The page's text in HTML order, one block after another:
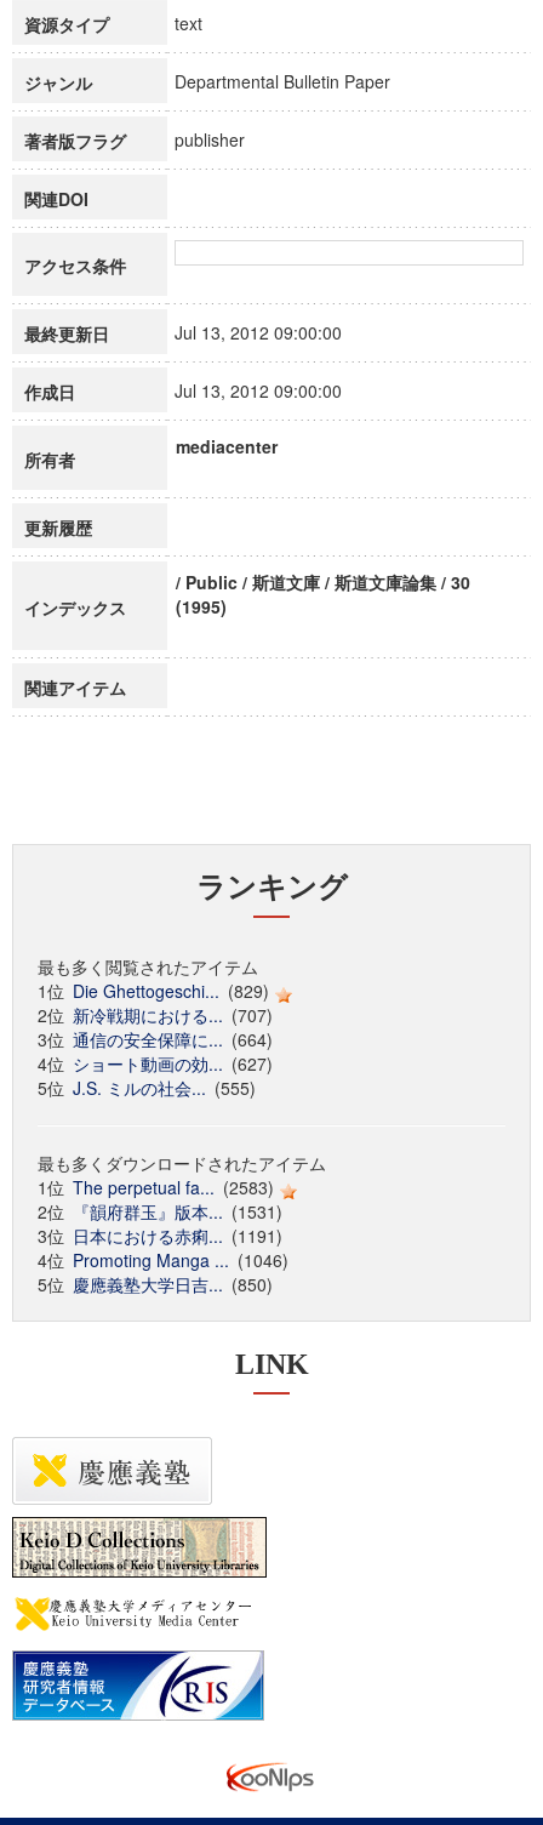
資源タイプ text
ジャンル Departmental Bulletin Paper
著者版フラグ publisher
関連DOI
アクセス条件
最終更新日 Jul 13, 2012 09:00:00
作成日 Jul 13, 2012 09:00:00
所有者
mediacenter
更新履歴
インデックス
/ Public / 斯道文庫 / 斯道文庫論集 / 30
(1995)
関連アイテム
ランキング
最も多く閲覧されたアイテム
1位 Die Ghettogeschi... (829)
2位 新冷戦期における... (707)
3位 通信の安全保障に... (664)
4位 ショート動画の効... (627)
5位 J.S. ミルの社会... (555)
最も多くダウンロードされたアイテム
1位 The perpetual fa... (2583)
2位
『韻府群玉』版本... (1531)
3位 日本における赤痢... (1191)
4位 Promoting Manga ... (1046)
5位 慶應義塾大学日吉... (850)
LINK